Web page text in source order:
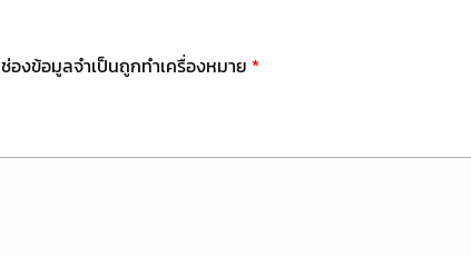
ช่องข้อมูลจำเป็นถูกทำเครื่องหมาย *